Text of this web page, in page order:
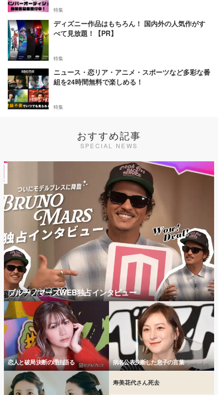
特集
ディズニー作品はもちろん！ 国内外の人気作がす
べて見放題！【PR】
特集
ニュース・恋リア・アニメ・スポーツなど多彩な番
組を24時間無料で楽しめる！
特集
おすすめ記事
SPECIAL NEWS
ブルーノマーズWEB独占インタビュー
恋人と破局 決断の理由語る 病名公表決断した息子の言葉
寿美花代さん死去